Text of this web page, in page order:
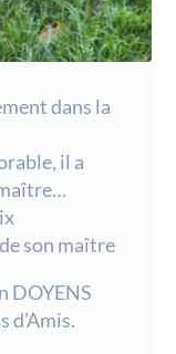
dans la
il a
son maître
DOYENS
d’Amis.